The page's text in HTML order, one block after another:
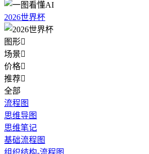
2026世界杯
图形
场景
价格
推荐
全部
流程图
思维导图
思维笔记
基础流程图
组织结构-流程图